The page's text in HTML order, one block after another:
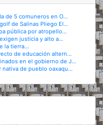
de 5 comuneros en O...
de Salinas Pliego El...
pública por atropello...
justicia y alto a...
la tierra...
de educación altern...
en el gobierno de J...
nativa de pueblo oaxaqu...